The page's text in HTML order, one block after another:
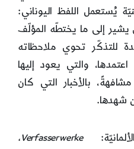
يُستعمل اللفظ اليوناني:
يشير إلى ما يختطّه المؤلّف
للتذكّر تحوي ملاحظاته
والتي يعود إليها
بالأخبار التي كان
شهدها.
Verfasserwerke،